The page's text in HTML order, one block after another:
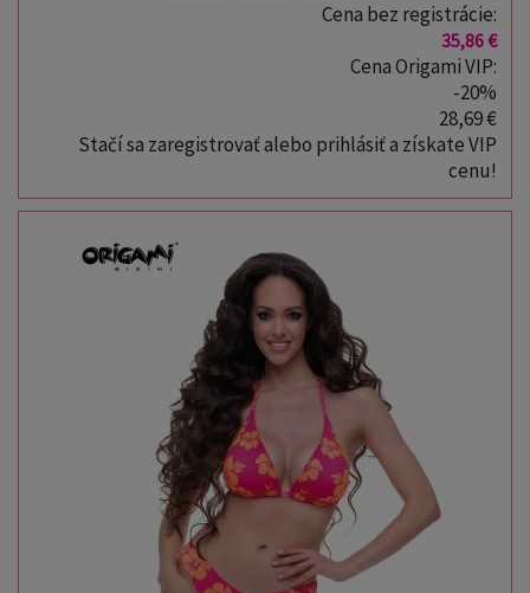
Cena bez registrácie:
35,86 €
Cena Origami VIP:
-20%
28,69 €
Stačí sa zaregistrovať alebo prihlásiť a získate VIP
cenu!